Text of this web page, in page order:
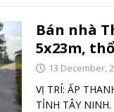
Bán nhà
5x23m,
13 December,
VỊ TRÍ: ẤP
TỈNH TÂY